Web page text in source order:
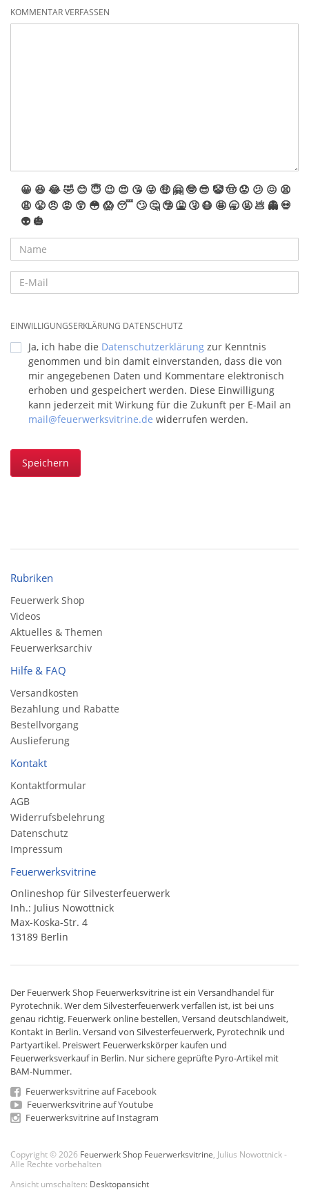
KOMMENTAR VERFASSEN
😀 😆 😂🤣 😊 😇 😉 😍 😘 😜 🤑 🤗 🤓 😎 🤡🤠 😟 😕 😖 😫
😩 😤 😠 😡 😲 😳 😱 😴 🙄 🤔 🤥 🤮 🤧 😷 🤩 🥱 🤬 💩 👻 💀
👽 🎃
EINWILLIGUNGSERKLÄRUNG DATENSCHUTZ
Ja, ich habe die Datenschutzerklärung zur Kenntnis
genommen und bin damit einverstanden, dass die von
mir angegebenen Daten und Kommentare elektronisch
erhoben und gespeichert werden. Diese Einwilligung
kann jederzeit mit Wirkung für die Zukunft per E-Mail an
mail@feuerwerksvitrine.de widerrufen werden.
Speichern
Rubriken
Feuerwerk Shop
Videos
Aktuelles & Themen
Feuerwerksarchiv
Hilfe & FAQ
Versandkosten
Bezahlung und Rabatte
Bestellvorgang
Auslieferung
Kontakt
Kontaktformular
AGB
Widerrufsbelehrung
Datenschutz
Impressum
Feuerwerksvitrine
Onlineshop für Silvesterfeuerwerk
Inh.: Julius Nowottnick
Max-Koska-Str. 4
13189 Berlin
Der Feuerwerk Shop Feuerwerksvitrine ist ein Versandhandelfür
Pyrotechnik. Wer dem Silvesterfeuerwerk verfallen ist, ist bei uns
genau richtig. Feuerwerk online bestellen,Versand deutschlandweit,
Kontakt in Berlin. Versand von Silvesterfeuerwerk, Pyrotechnik und
Partyartikel. Preiswert Feuerwerkskörper kaufen und
Feuerwerksverkauf in Berlin. Nur sichere geprüfte Pyro-Artikel mit
BAM-Nummer.
Feuerwerksvitrine auf Facebook
Feuerwerksvitrine auf Youtube
Feuerwerksvitrine auf Instagram
Copyright © 2026 Feuerwerk Shop Feuerwerksvitrine , Julius Nowottnick -
Alle Rechte vorbehalten
Ansicht umschalten: Desktopansicht